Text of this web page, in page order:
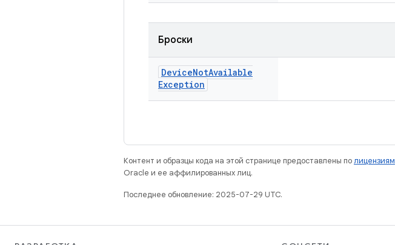
Броски
DeviceNotAvailable
Exception
Контент и образцы кода на этой странице предоставлены полицензиям
Oracle и ее аффилированных лиц.
Последнее обновление: 2025-07-29 UTC.